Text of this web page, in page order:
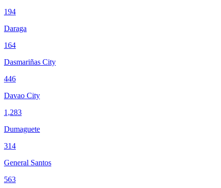
194
Daraga
164
Dasmariñas City
446
Davao City
1,283
Dumaguete
314
General Santos
563